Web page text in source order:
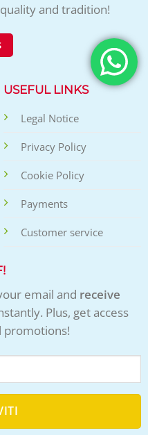
and tradition!
USEFUL LINKS
Legal Notice
Privacy Policy
Cookie Policy
Payments
Customer service
email and receive
Plus, get access
promotions!